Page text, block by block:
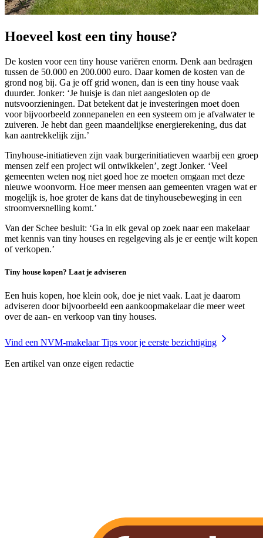
Hoeveel kost een tiny house?
De kosten voor een tiny house variëren enorm. Denk aan bedragen
tussen de 50.000 en 200.000 euro. Daar komen de kosten van de
grond nog bij. Ga je off grid wonen, dan is een tiny house vaak
duurder. Jonker: ‘Je huisje is dan niet aangesloten op de
nutsvoorzieningen. Dat betekent dat je investeringen moet doen
voor bijvoorbeeld zonnepanelen en een systeem om je afvalwater te
zuiveren. Je hebt dan geen maandelijkse energierekening, dus dat
kan aantrekkelijk zijn.’
Tinyhouse-initiatieven zijn vaak burgerinitiatieven waarbij een groep
mensen zelf een project wil ontwikkelen’, zegt Jonker. ‘Veel
gemeenten weten nog niet goed hoe ze moeten omgaan met deze
nieuwe woonvorm. Hoe meer mensen aan gemeenten vragen wat er
mogelijk is, hoe groter de kans dat de tinyhousebeweging in een
stroomversnelling komt.’
Van der Schee besluit: ‘Ga in elk geval op zoek naar een makelaar
met kennis van tiny houses en regelgeving als je er eentje wilt kopen
of verkopen.’
Tiny house kopen? Laat je adviseren
Een huis kopen, hoe klein ook, doe je niet vaak. Laat je daarom
adviseren door bijvoorbeeld een aankoopmakelaar die meer weet
over de aan- en verkoop van tiny houses.
Vind een NVM-makelaarTips voor je eerste bezichtiging
Een artikel van onze eigen redactie